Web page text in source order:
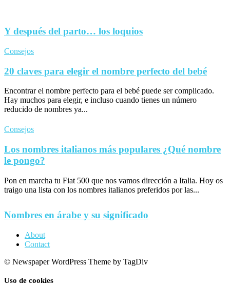
Y después del parto… los loquios
Consejos
20 claves para elegir el nombre perfecto del bebé
Encontrar el nombre perfecto para el bebé puede ser complicado.
Hay muchos para elegir, e incluso cuando tienes un número
reducido de nombres ya...
Consejos
Los nombres italianos más populares ¿Qué nombre
le pongo?
Pon en marcha tu Fiat 500 que nos vamos dirección a Italia. Hoy os
traigo una lista con los nombres italianos preferidos por las...
Nombres en árabe y su significado
About
Contact
© Newspaper WordPress Theme by TagDiv
Uso de cookies